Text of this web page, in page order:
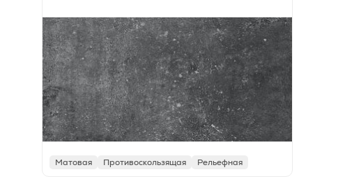
Матовая Противоскользящая Рельефная